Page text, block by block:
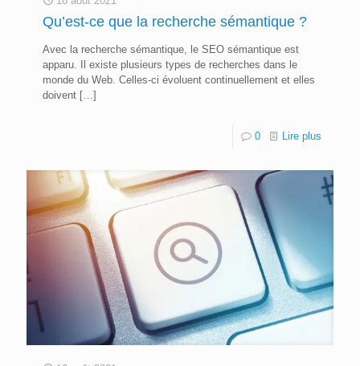
Qu’est-ce que la recherche sémantique ?
Avec la recherche sémantique, le SEO sémantique est
apparu. Il existe plusieurs types de recherches dans le
monde du Web. Celles-ci évoluent continuellement et elles
doivent […]
0 Lire plus